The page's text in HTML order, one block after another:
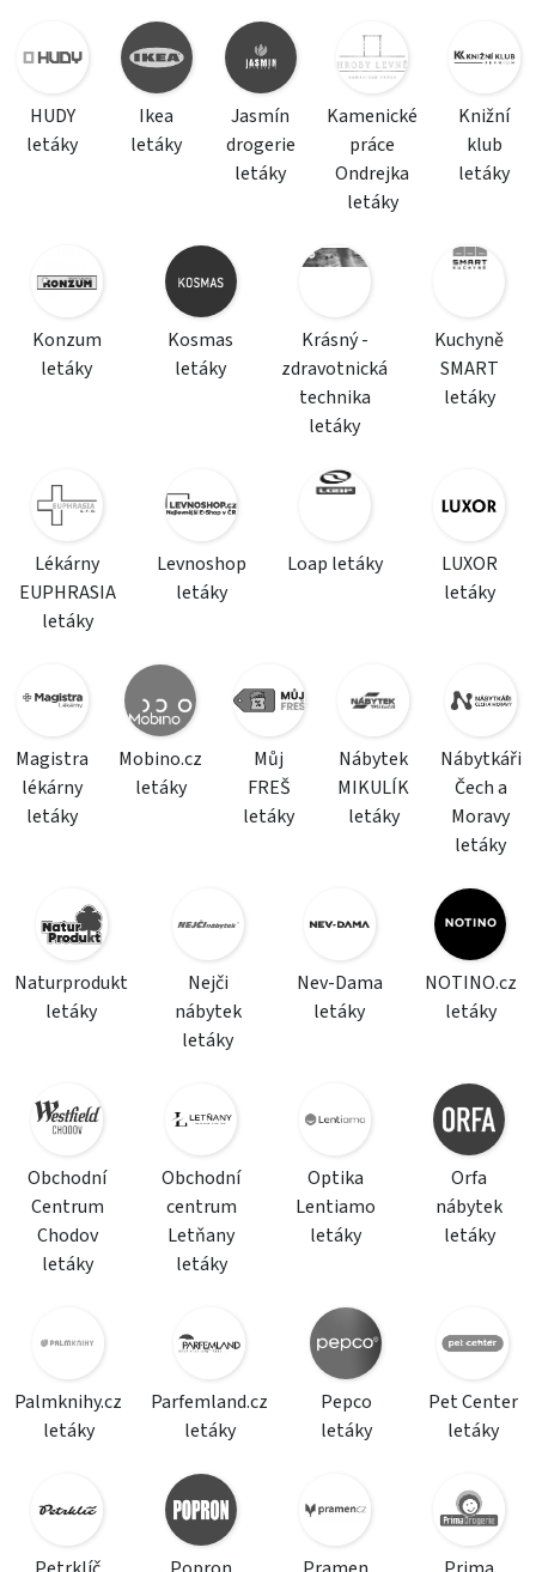
HUDY
letáky
Ikea
letáky
Jasmín
drogerie
letáky
Kamenické
práce
Ondrejka
letáky
Knižní
klub
letáky
Konzum
letáky
Kosmas
letáky
Krásný -
zdravotnická
technika
letáky
Kuchyně
SMART
letáky
Lékárny
EUPHRASIA
letáky
Levnoshop
letáky
Loap letáky
LUXOR
letáky
Magistra
lékárny
letáky
Mobino.cz
letáky
Můj
FREŠ
letáky
Nábytek
MIKULÍK
letáky
Nábytkáři
Čech a
Moravy
letáky
Naturprodukt
letáky
Nejči
nábytek
letáky
Nev-Dama
letáky
NOTINO.cz
letáky
Obchodní
Centrum
Chodov
letáky
Obchodní
centrum
Letňany
letáky
Optika
Lentiamo
letáky
Orfa
nábytek
letáky
Palmknihy.cz
letáky
Parfemland.cz
letáky
Pepco
letáky
Pet Center
letáky